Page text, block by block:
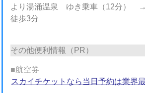
より湯涌温泉 ゆき乗車（12分
徒歩3分
その他便利情報（PR）
■航空券
スカイチケットなら当日予約は業界最